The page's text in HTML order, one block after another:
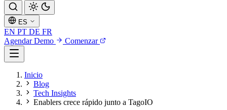
ES
EN PT DE FR
Agendar Demo
Comenzar
Inicio
Blog
Tech Insights
Enablers crece rápido junto a TagoIO